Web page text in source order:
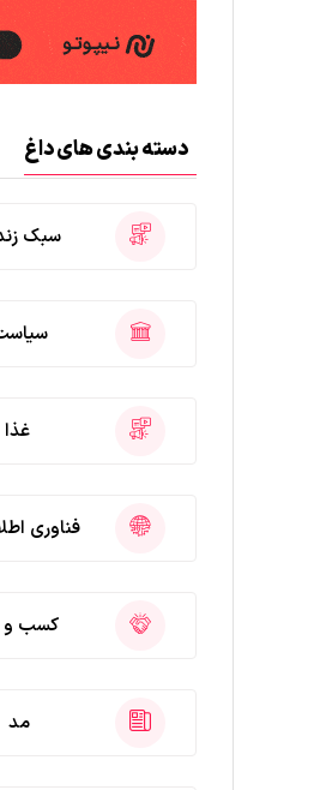
دسته بندی های داغ
سبک
غذا
فناوری
کسب و
مد